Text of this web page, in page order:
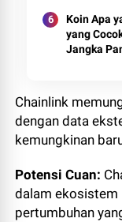
Koin Apa
yang
Jangka
Chainlink
dengan data
kemungkinan
Potensi Cuan:
dalam ekosistem
pertumbuhan